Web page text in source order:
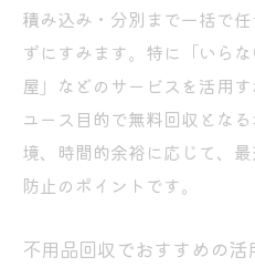
積み込み・分別まで一括で
ずにすみます。特に「いら
屋」などのサービスを活用
ユース目的で無料回収とな
境、時間的余裕に応じて、
防止のポイントです。
不用品回収でおすすめの活